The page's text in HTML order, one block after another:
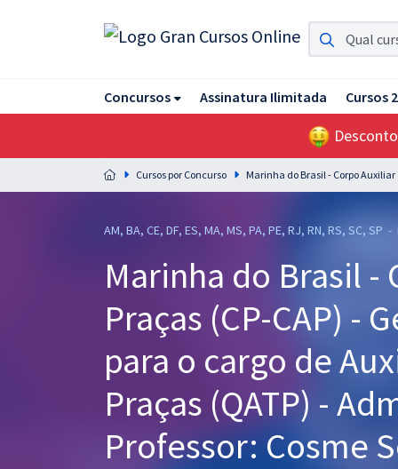
Concursos Assinatura Ilimitada Cursos
Acesso a todos os cursos. Teste grátis por 7 dias!
Acesso ilimitado a toda preparação para o Exame da
Ordem, até você passar!
Residências Multiprofissionais
residências em saúde do Brasil
Cursos 20% OFF
Cursos por Concurso Marinha do Brasil - Corpo Auxiliar
AM, BA, CE, DF, ES, MA, MS, PA, PE, RJ, RN, RS, SC,
Marinha do Brasil -
Praças (CP-CAP) -
para o cargo de
Praças (QATP) -
Professor: Cosme